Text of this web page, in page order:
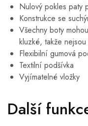
Nulový pokles paty
Konstrukce se
Všechny boty
kluzké, takže
Flexibilní gumová
Textilní podšívka
Vyjímatelné vložky
Další